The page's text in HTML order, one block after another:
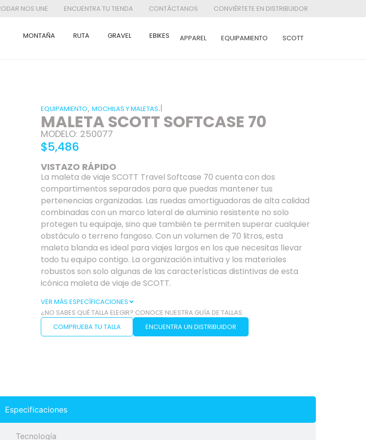
NOS UNE ENCUENTRA TU TIENDA CONTÁCTANOS CONVIÉRTETE EN DISTRIBUIDOR
MONTAÑA RUTA GRAVEL EBIKES APPAREL EQUIPAMIENTO SCOTT
EQUIPAMIENTO, MOCHILAS Y MALETAS.|
MALETA SCOTT SOFTCASE 70
MODELO: 250077
$5,486
VISTAZO RÁPIDO
La maleta de viaje SCOTT Travel Softcase 70 cuenta con dos
compartimentos separados para que puedas mantener tus
pertenencias organizadas. Las ruedas amortiguadoras de alta calidad
combinadas con un marco lateral de aluminio resistente no solo
protegen tu equipaje, sino que también te permiten superar cualquier
obstáculo o terreno fangoso. Con un volumen de 70 litros, esta
maleta blanda es ideal para viajes largos en los que necesitas llevar
todo tu equipo contigo. La organización intuitiva y los materiales
robustos son solo algunas de las características distintivas de esta
icónica maleta de viaje de SCOTT.
VER MÁS ESPECÍFICACIONES
¿NO SABES QUÉ TALLA ELEGIR? CONOCE NUESTRA GUÍA DE TALLAS.
COMPRUEBA TU TALLA
ENCUENTRA UN DISTRIBUIDOR
Especificaciones
Tecnología